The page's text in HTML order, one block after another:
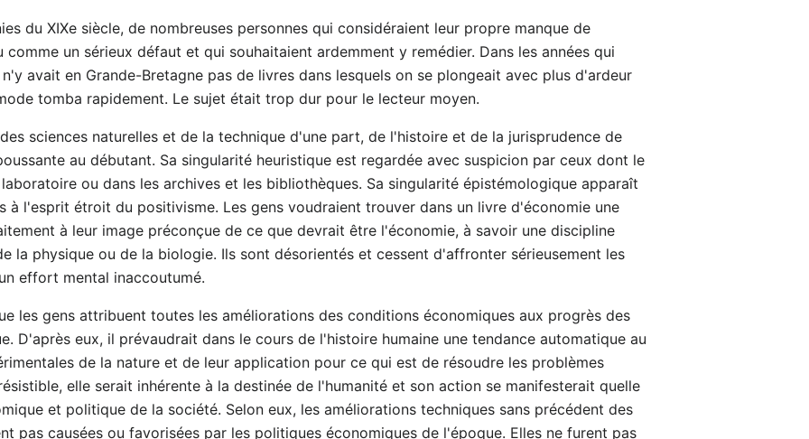
du XIXe siècle, de nombreuses personnes qui considéraient leur propre manque de
un sérieux défaut et qui souhaitaient ardemment y remédier. Dans les années qui
avait en Grande-Bretagne pas de livres dans lesquels on se plongeait avec plus d'ardeur
tomba rapidement. Le sujet était trop dur pour le lecteur moyen.
sciences naturelles et de la technique d'une part, de l'histoire et de la jurisprudence de
au débutant. Sa singularité heuristique est regardée avec suspicion par ceux dont le
ou dans les archives et les bibliothèques. Sa singularité épistémologique apparaît
à l'esprit étroit du positivisme. Les gens voudraient trouver dans un livre d'économie une
à leur image préconçue de ce que devrait être l'économie, à savoir une discipline
la physique ou de la biologie. Ils sont désorientés et cessent d'affronter sérieusement les
effort mental inaccoutumé.
les gens attribuent toutes les améliorations des conditions économiques aux progrès des
D'après eux, il prévaudrait dans le cours de l'histoire humaine une tendance automatique au
de la nature et de leur application pour ce qui est de résoudre les problèmes
elle serait inhérente à la destinée de l'humanité et son action se manifesterait quelle
et politique de la société. Selon eux, les améliorations techniques sans précédent des
pas causées ou favorisées par les politiques économiques de l'époque. Elles ne furent pas